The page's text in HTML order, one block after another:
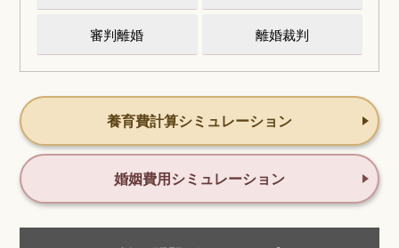
審判離婚 離婚裁判
養育費計算シミュレーション
婚姻費用シミュレーション